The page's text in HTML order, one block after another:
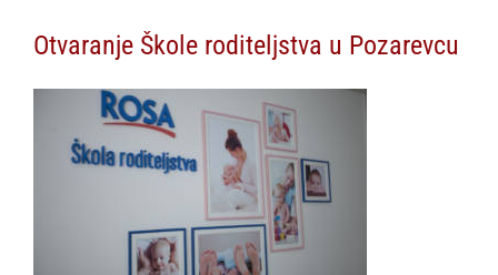
Otvaranje Škole roditeljstva u Pozarevcu